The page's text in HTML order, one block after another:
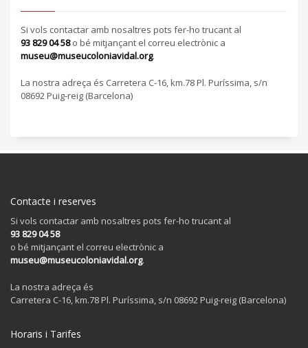
Si vols contactar amb nosaltres pots fer-ho trucant al
93 829 04 58o bé mitjançant el correu electrònic a
museu@museucoloniavidal.org.
La nostra adreça és Carretera C-16, km.78 Pl. Puríssima, s/n
08692 Puig-reig (Barcelona)
Contacte i reserves
Si vols contactar amb nosaltres pots fer-ho trucant al
93 829 04 58
o bé mitjançant el correu electrònic a
museu@museucoloniavidal.org.
La nostra adreça és
Carretera C-16, km.78 Pl. Puríssima, s/n 08692 Puig-reig (Barcelona)
Horaris i Tarifes